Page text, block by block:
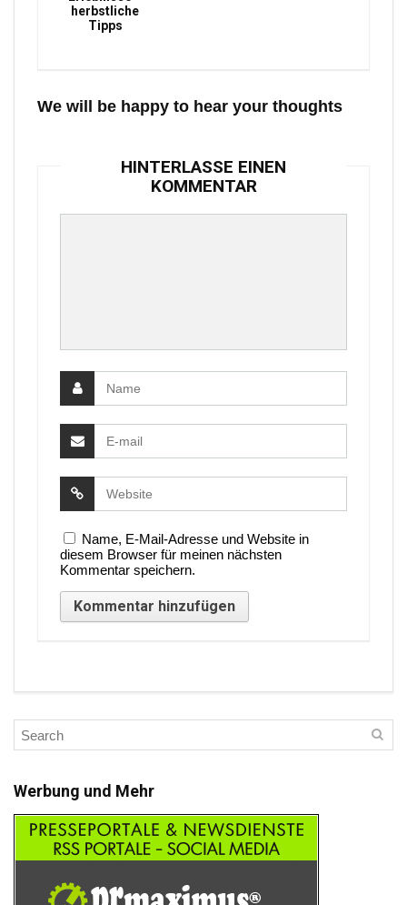
herbstliche
Tipps
We will be happy to hear your thoughts
HINTERLASSE EINEN
KOMMENTAR
Name, E-Mail-Adresse und Website in
diesem Browser für meinen nächsten
Kommentar speichern.
Werbung und Mehr